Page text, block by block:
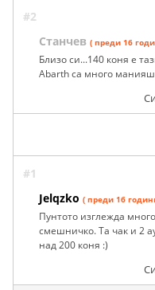
#2
Станчев ( преди 16
Близо си...140 коня е
Abarth са много
#1
Jelqzko ( преди 16
Пунтото изглежда
смешничко. Та чак и 2
над 200 коня :)